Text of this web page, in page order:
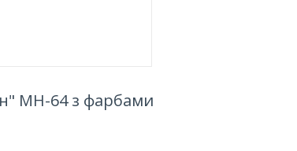
МН-64 з фарбами